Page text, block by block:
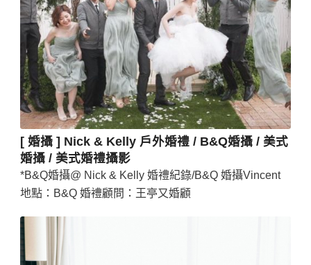
[ 婚攝 ] Nick & Kelly 戶外婚禮 / B&Q婚攝 / 美式
婚攝 / 美式婚禮攝影
*B&Q婚攝@ Nick & Kelly 婚禮紀錄/B&Q 婚攝Vincent
地點：B&Q 婚禮顧問：王亭又婚顧